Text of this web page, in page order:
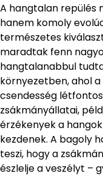
A hangtalan repülés
hanem komoly
természetes
maradtak fenn
hangtalanabbul
környezetben, ahol
csendesség
zsákmányállatai,
érzékenyek a
kezdenek. A bagoly
teszi, hogy a
észlelje a veszélyt –